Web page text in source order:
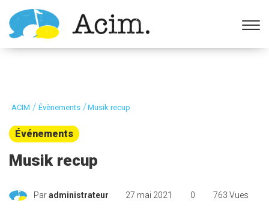
Ouvrir la barre d’outils
ACIM / Évènements /Musik recup
Événements
Musik recup
Paradministrateur 27 mai 2021 0 763 Vues